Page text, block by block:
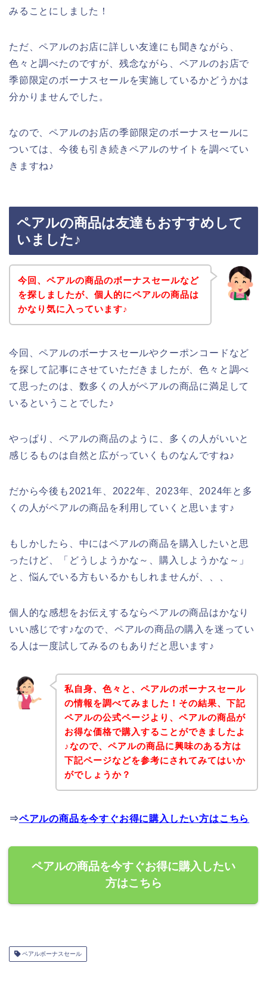
みることにしました！
ただ、ペアルのお店に詳しい友達にも聞きながら、
色々と調べたのですが、残念ながら、ペアルのお店で
季節限定のボーナスセールを実施しているかどうかは
分かりませんでした。
なので、ペアルのお店の季節限定のボーナスセールに
ついては、今後も引き続きペアルのサイトを調べてい
きますね♪
ペアルの商品は友達もおすすめして
いました♪
今回、ペアルの商品のボーナスセールなど
を探しましたが、個人的にペアルの商品は
かなり気に入っています♪
今回、ペアルのボーナスセールやクーポンコードなど
を探して記事にさせていただきましたが、色々と調べ
て思ったのは、数多くの人がペアルの商品に満足して
いるということでした♪
やっぱり、ペアルの商品のように、多くの人がいいと
感じるものは自然と広がっていくものなんですね♪
だから今後も2021年、2022年、2023年、2024年と多
くの人がペアルの商品を利用していくと思います♪
もしかしたら、中にはペアルの商品を購入したいと思
ったけど、「どうしようかな～、購入しようかな～」
と、悩んでいる方もいるかもしれませんが、、、
個人的な感想をお伝えするならペアルの商品はかなり
いい感じです♪なので、ペアルの商品の購入を迷ってい
る人は一度試してみるのもありだと思います♪
私自身、色々と、ペアルのボーナスセール
の情報を調べてみました！その結果、下記
ペアルの公式ページより、ペアルの商品が
お得な価格で購入することができましたよ
♪なので、ペアルの商品に興味のある方は
下記ページなどを参考にされてみてはいか
がでしょうか？
⇒ペアルの商品を今すぐお得に購入したい方はこちら
ペアルの商品を今すぐお得に購入したい
方はこちら
ペアルボーナスセール